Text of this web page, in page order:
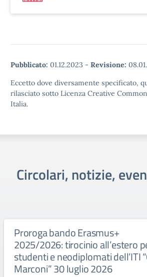
Pubblicato: 01.12.2023 - Revisione:
Eccetto dove diversamente specificato,
rilasciato sotto Licenza Creative
Italia.
Circolari, notizie,
Proroga bando Erasmus+
2025/2026: tirocinio all’estero
studenti e neodiplomati dell’ITI
Marconi” 30 luglio 2026